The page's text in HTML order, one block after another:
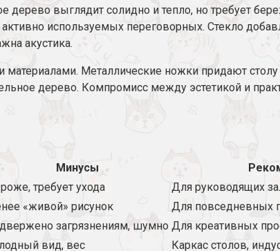
дерево выглядит солидно и тепло, но требует
используемых переговорных. Стекло
акустика.
Металлические ножки придают
дерево. Компромисс между эстетикой и
Минусы
требует ухода
Для руководящих
«живой» рисунок
Для повседневных
загрязнениям, шумно Для креативных
вид, вес Каркас столов,